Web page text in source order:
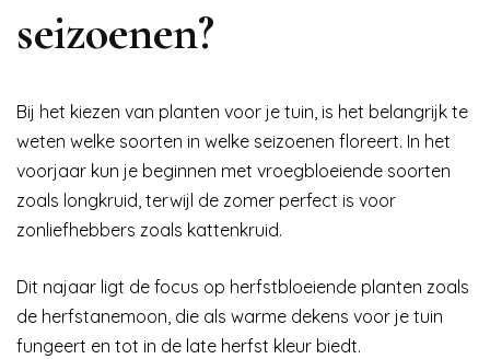
seizoenen?
Bij het kiezen van planten voor je tuin, is het belangrijk te
weten welke soorten in welke seizoenen floreert. In het
voorjaar kun je beginnen met vroegbloeiende soorten
zoals longkruid, terwijl de zomer perfect is voor
zonliefhebbers zoals kattenkruid.
Dit najaar ligt de focus op herfstbloeiende planten zoals
de herfstanemoon, die als warme dekens voor je tuin
fungeert en tot in de late herfst kleur biedt.